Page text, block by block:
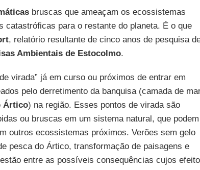
bruscas que ameaçam os ecossistemas
catastróficas para o restante do planeta. É o que
, relatório resultante de cinco anos de pesquisa
Ambientais de Estocolmo.
virada” já em curso ou próximos de entrar em
pelo derretimento da banquisa (camada de
Ártico) na região. Esses pontos de virada são
ou bruscas em um sistema natural, que podem
outros ecossistemas próximos. Verões sem gelo
pesca do Ártico, transformação de paisagens e
entre as possíveis consequências cujos